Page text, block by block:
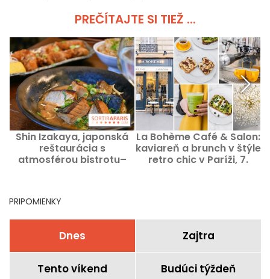
PREČÍTAJTE SI TIEŽ ...
Shin Izakaya, japonská
reštaurácia s
atmosférou bistrotu–
La Bohème Café & Salon:
kaviareň a brunch v štýle
retro chic v Paríži, 7.
PRIPOMIENKY
Dnes Zajtra
Tento víkend Budúci týždeň